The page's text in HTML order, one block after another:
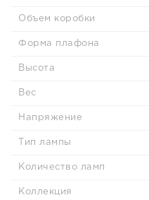
Объем коробки
Форма плафона
Высота
Вес
Напряжение
Тип лампы
Количество ламп
Коллекция